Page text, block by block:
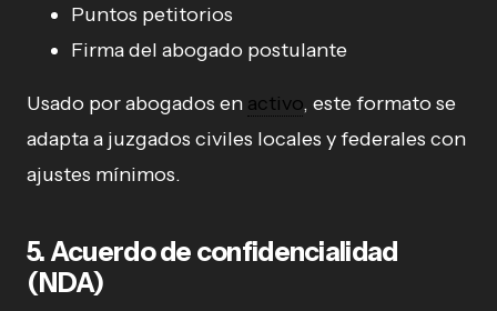
Puntos petitorios
Firma del abogado postulante
Usado por abogados en activo, este formato se
adapta a juzgados civiles locales y federales con
ajustes mínimos.
5. Acuerdo de confidencialidad
(NDA)